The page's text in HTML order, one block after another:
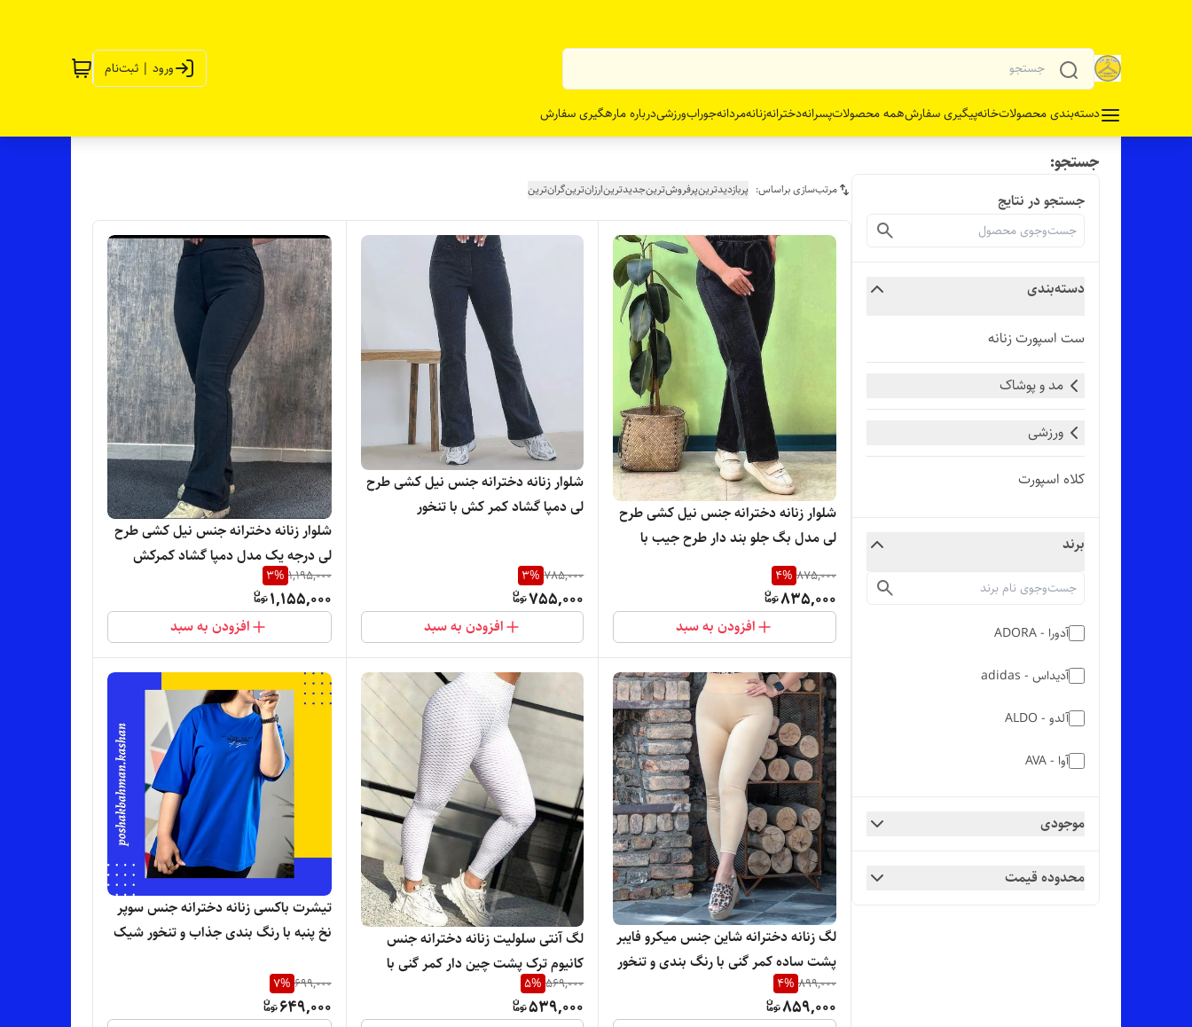
ورود | ثبت‌نام
دسته‌بندی محصولاتخانهپیگیری سفارشهمه محصولاتپسرانهدخترانهزنانهمردانهجورابورزشیدرباره مارهگیری سفارش
جستجو:
جستجو در نتایج
دسته‌بندی
ست اسپورت زنانه
مد و پوشاک
ورزشی
کلاه اسپورت
برند
آدورا - ADORA
آدیداس - adidas
آلدو - ALDO
آوا - AVA
ایپک IPAK
موجودی
محدوده قیمت
مرتب‌سازی براساس: پربازدیدترینپرفروش‌ترینجدیدترینارزان‌ترینگران‌ترین
شلوار زنانه دخترانه جنس نیل کشی طرح
لی مدل بگ جلو بند دار طرح جیب با
تنخور بسیار شیک
875,000
4%
835,000
افزودن به سبد
شلوار زنانه دخترانه جنس نیل کشی طرح
لی دمپا گشاد کمر کش با تنخور
785,000
3%
755,000
افزودن به سبد
شلوار زنانه دخترانه جنس نیل کشی طرح
لی درجه یک مدل دمپا گشاد کمرکش
قواره بزرگ با تنخور بسیار شیک
1,195,000
3%
1,155,000
افزودن به سبد
لگ زنانه دخترانه شاین جنس میکرو فایبر
پشت ساده کمر گنی با رنگ بندی و تنخور
بسیار شیک و جذاب
899,000
4%
859,000
لگ آنتی سلولیت زنانه دخترانه جنس
کانیوم ترک پشت چین دار کمر گنی با
کیفیت رنگ بندی و تنخور بسیار شیک
569,000
5%
539,000
تیشرت باکسی زنانه دخترانه جنس سوپر
نخ پنبه با رنگ بندی جذاب و تنخور شیک
699,000
7%
649,000